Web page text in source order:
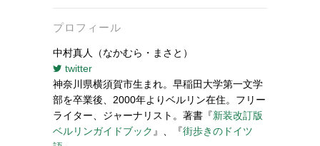
プロフィール
中村真人（なかむら・まさと）
twitter
神奈川県横須賀市生まれ。早稲田大学第一文学
部を卒業後、2000年よりベルリン在住。フリー
ライター、ジャーナリスト。著書『新装改訂版
ベルリンガイドブック』、『街歩きのドイツ